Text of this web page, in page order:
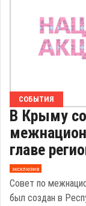
СОБЫТИЯ
В Крыму
главе
эксклюзив
Совет по
был создан в